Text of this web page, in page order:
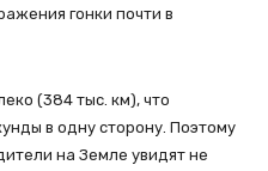
гонки почти в
(384 тыс. км), что
в одну сторону. Поэтому
на Земле увидят не